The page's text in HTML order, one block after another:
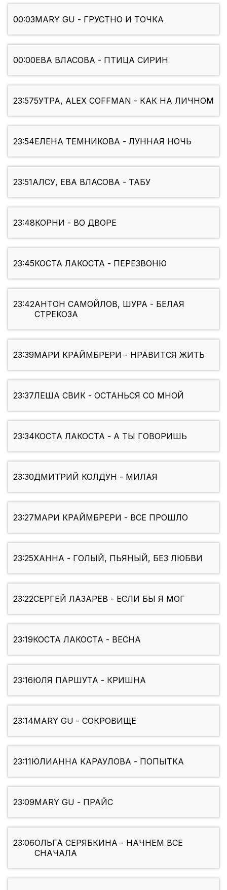
00:03MARY GU - ГРУСТНО И ТОЧКА
00:00ЕВА ВЛАСОВА - ПТИЦА СИРИН
23:575УТРА, ALEX COFFMAN - КАК НА ЛИЧНОМ
23:54ЕЛЕНА ТЕМНИКОВА - ЛУННАЯ НОЧЬ
23:51АЛСУ, ЕВА ВЛАСОВА - ТАБУ
23:48КОРНИ - ВО ДВОРЕ
23:45КОСТА ЛАКОСТА - ПЕРЕЗВОНЮ
23:42АНТОН САМОЙЛОВ, ШУРА - БЕЛАЯ
СТРЕКОЗА
23:39МАРИ КРАЙМБРЕРИ - НРАВИТСЯ ЖИТЬ
23:37ЛЕША СВИК - ОСТАНЬСЯ СО МНОЙ
23:34КОСТА ЛАКОСТА - А ТЫ ГОВОРИШЬ
23:30ДМИТРИЙ КОЛДУН - МИЛАЯ
23:27МАРИ КРАЙМБРЕРИ - ВСЕ ПРОШЛО
23:25ХАННА - ГОЛЫЙ, ПЬЯНЫЙ, БЕЗ ЛЮБВИ
23:22СЕРГЕЙ ЛАЗАРЕВ - ЕСЛИ БЫ Я МОГ
23:19КОСТА ЛАКОСТА - ВЕСНА
23:16ЮЛЯ ПАРШУТА - КРИШНА
23:14MARY GU - СОКРОВИЩЕ
23:11ЮЛИАННА КАРАУЛОВА - ПОПЫТКА
23:09MARY GU - ПРАЙС
23:06ОЛЬГА СЕРЯБКИНА - НАЧНЕМ ВСЕ
СНАЧАЛА